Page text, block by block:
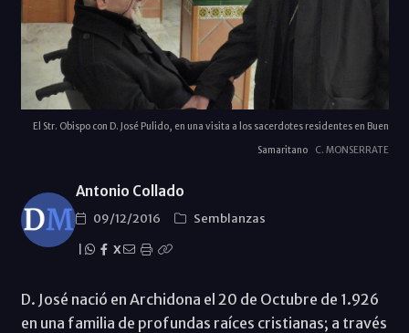
El Str. Obispo con D. José Pulido, en una visita a los sacerdotes residentes en Buen
Samaritano
C. MONSERRATE
Antonio Collado
09/12/2016
Semblanzas
X
D. José nació en Archidona el 20 de Octubre de 1.926
en una familia de profundas raíces cristianas; a través